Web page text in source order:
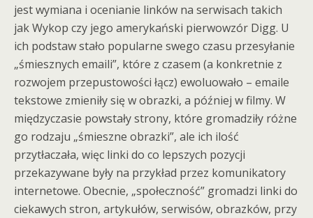
jest wymiana i ocenianie linków na serwisach takich
jak Wykop czy jego amerykański pierwowzór Digg. U
ich podstaw stało popularne swego czasu przesyłanie
„śmiesznych emaili”, które z czasem (a konkretnie z
rozwojem przepustowości łącz) ewoluowało – emaile
tekstowe zmieniły się w obrazki, a później w filmy. W
międzyczasie powstały strony, które gromadziły różne
go rodzaju „śmieszne obrazki”, ale ich ilość
przytłaczała, więc linki do co lepszych pozycji
przekazywane były na przykład przez komunikatory
internetowe. Obecnie, „społeczność” gromadzi linki do
ciekawych stron, artykułów, serwisów, obrazków, przy